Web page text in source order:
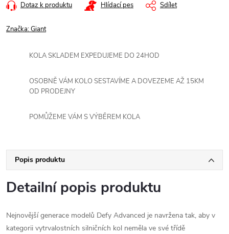
Dotaz k produktu Hlídací pes Sdílet
Značka:Giant
KOLA SKLADEM EXPEDUJEME DO 24HOD
OSOBNĚ VÁM KOLO SESTAVÍME A DOVEZEME AŽ 15KM
OD PRODEJNY
POMŮŽEME VÁM S VÝBĚREM KOLA
Popis produktu
Detailní popis produktu
Nejnovější generace modelů Defy Advanced je navržena tak, aby v
kategorii vytrvalostních silničních kol neměla ve své třídě